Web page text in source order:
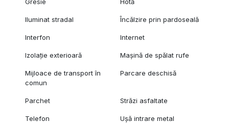
Iluminat stradal Încălzire prin pardoseală
Interfon Internet
Izolație exterioară Mașină de spălat rufe
Mijloace de transport în
comun
Parcare deschisă
Parchet Străzi asfaltate
Telefon Ușă intrare metal